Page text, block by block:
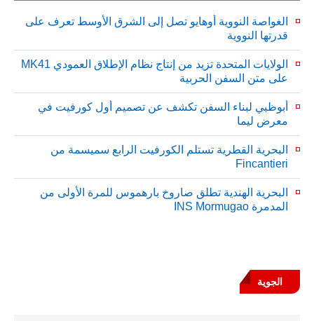
الغواصة النووية أوهايو تصل إلى الشرق الأوسط تعرف على
قدرتها النووية
الولايات المتحدة تزيد من إنتاج نظام الإطلاق العمودي MK41
على متن السفن الحربية
أبوظبي لبناء السفن تكشف عن تصميم أول كورفيت في
معرض ليما
البحرية القطرية تستلم الكورفيت الرابع سميسمة من
Fincantieri
البحرية الهندية تطلق صاروخ بارهموس للمرة الأولى من
المدمرة INS Mormugao
الجوية